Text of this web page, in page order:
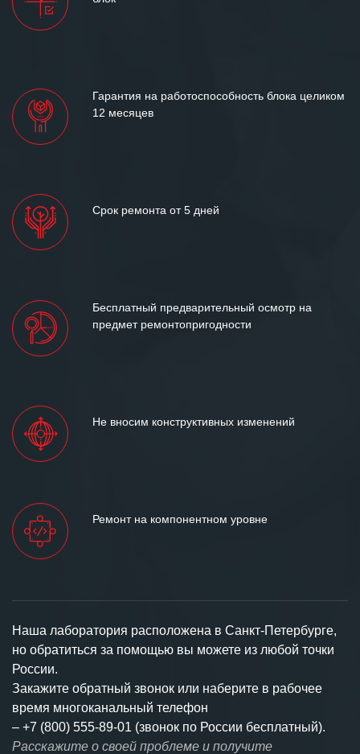
Гарантия на работоспособность блока целиком
12 месяцев
Срок ремонта от 5 дней
Бесплатный предварительный осмотр на
предмет ремонтопригодности
Не вносим конструктивных изменений
Ремонт на компонентном уровне
Наша лаборатория расположена в Санкт-Петербурге,
но обратиться за помощью вы можете из любой точки
России.
Закажите обратный звонок или наберите в рабочее
время многоканальный телефон
– +7 (800) 555-89-01 (звонок по России бесплатный).
Расскажите о своей проблеме и получите